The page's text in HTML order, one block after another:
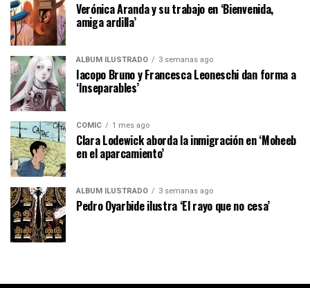
Verónica Aranda y su trabajo en ‘Bienvenida,
amiga ardilla’
ÁLBUM ILUSTRADO 3 semanas ago
Iacopo Bruno y Francesca Leoneschi dan forma a
‘Inseparables’
CÓMIC 1 mes ago
Clara Lodewick aborda la inmigración en ‘Moheeb
en el aparcamiento’
ÁLBUM ILUSTRADO 3 semanas ago
Pedro Oyarbide ilustra ‘El rayo que no cesa’